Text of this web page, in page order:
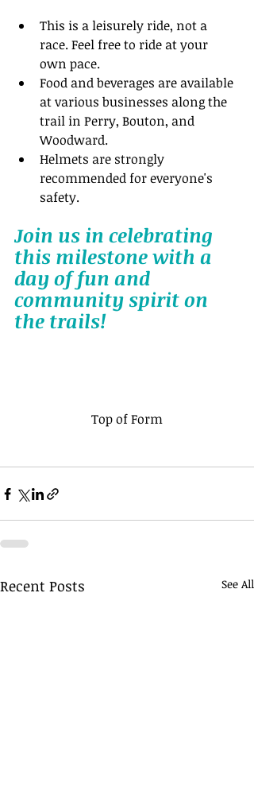
This is a leisurely ride, not a
race. Feel free to ride at your
own pace.
Food and beverages are available
at various businesses along the
trail in Perry, Bouton, and
Woodward.
Helmets are strongly
recommended for everyone's
safety.
Join us in celebrating
this milestone with a
day of fun and
community spirit on
the trails!
Top of Form
Recent Posts See All